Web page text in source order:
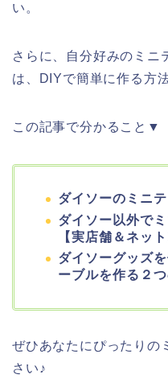
い。
さらに、自分好みのミニ
は、DIYで簡単に作る方
この記事で分かること▼
ダイソーのミニ
ダイソー以外で
【実店舗＆ネット
ダイソーグッズ
ーブルを作る２つ
ぜひあなたにぴったりの
さい♪